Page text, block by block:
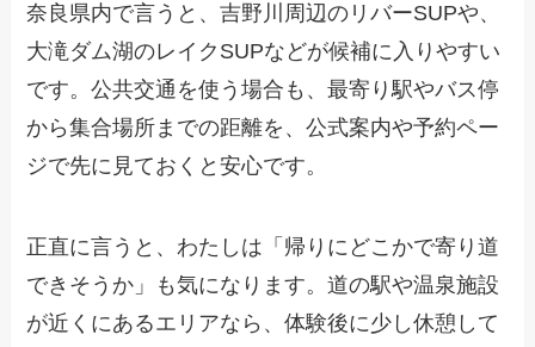
奈良県内で言うと、吉野川周辺のリバーSUPや、
大滝ダム湖のレイクSUPなどが候補に入りやすい
です。公共交通を使う場合も、最寄り駅やバス停
から集合場所までの距離を、公式案内や予約ペー
ジで先に見ておくと安心です。
正直に言うと、わたしは「帰りにどこかで寄り道
できそうか」も気になります。道の駅や温泉施設
が近くにあるエリアなら、体験後に少し休憩して